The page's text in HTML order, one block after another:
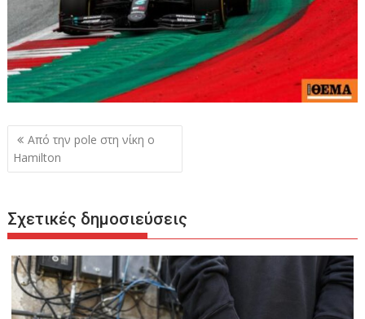
Πλοήγηση
άρθρων
Από την pole στη νίκη ο
Hamilton
Σχετικές δημοσιεύσεις